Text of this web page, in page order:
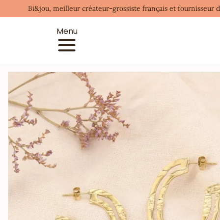
Bi&jou, meilleur créateur-grossiste français et fournisseur
Menu